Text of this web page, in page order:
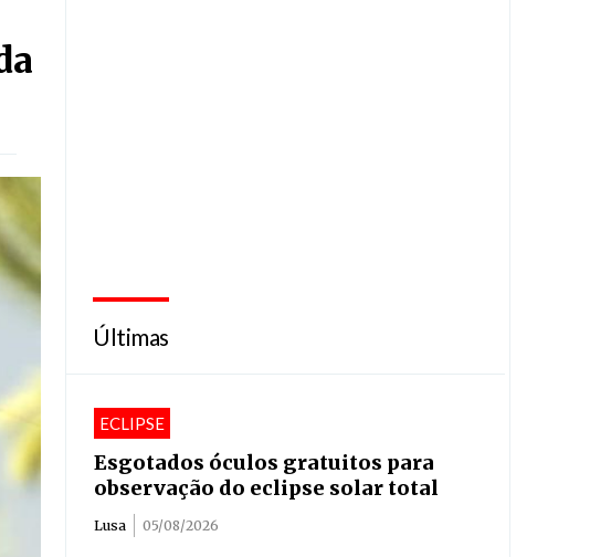
Últimas
ECLIPSE
Esgotados óculos gratuitos para
observação do eclipse solar total
Lusa 05/08/2026